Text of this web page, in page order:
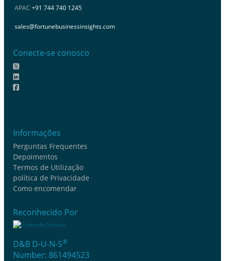
APAC +91 744 740 1245
sales@fortunebusinessinsights.com
Conecte-se conosco
Informações
Perguntas Frequentes
Depoimentos
Termos de Utilização
política de Privacidade
Como encomendar
Reconhecido Por
D&B D-U-N-S®
Number: 861494523